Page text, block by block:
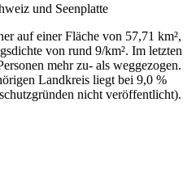
und Seenplatte
auf einer Fläche von 57,71 km²,
von rund 9/km². Im letzten
mehr zu- als weggezogen.
Landkreis liegt bei 9,0 %
nicht veröffentlicht).